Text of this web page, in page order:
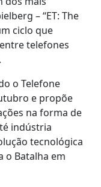
– “ET: The
ciclo que
telefones
o Telefone
e propõe
na forma de
indústria
tecnológica
o Batalha em